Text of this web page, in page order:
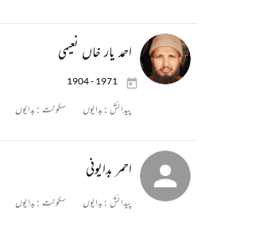
احمد یار خاں نعیمی
1904 - 1971
پیدائش : بدایوں سکونت : بدایوں
احمر بدایونی
پیدائش : بدایوں سکونت : بدایوں